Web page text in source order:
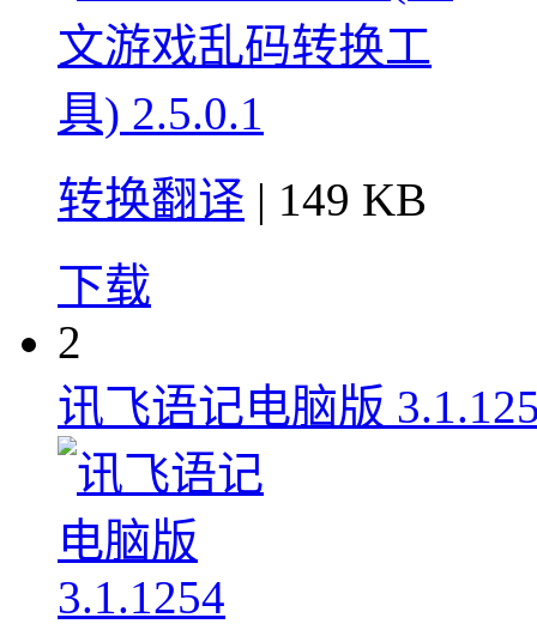
转换翻译 | 149 KB
下载
2
讯飞语记电脑版